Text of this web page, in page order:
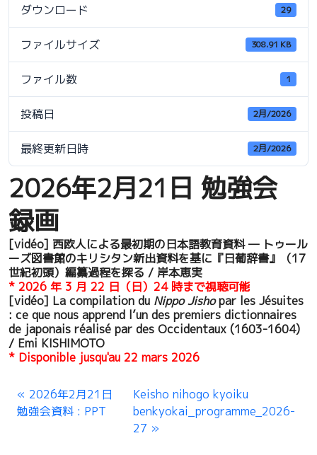
ダウンロード 29
ファイルサイズ 308.91 KB
ファイル数 1
投稿日 2月/2026
最終更新日時 2月/2026
2026年2月21日 勉強会
録画
[vidéo] 西欧人による最初期の日本語教育資料 — トゥール
ーズ図書館のキリシタン新出資料を基に『日葡辞書』（17
世紀初頭）編纂過程を探る / 岸本恵実
* 2026 年 3 月 22 日（日）24 時まで視聴可能
[vidéo] La compilation du Nippo Jishopar les Jésuites
: ce que nous apprend l’un des premiers dictionnaires
de japonais réalisé par des Occidentaux (1603-1604)
/ Emi KISHIMOTO
* Disponible jusqu'au 22 mars 2026
2026年2月21日
勉強会資料 : PPT
Keisho nihogo kyoiku
benkyokai_programme_2026-
27